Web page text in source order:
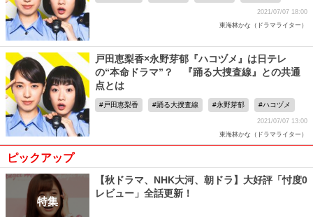
2021/07/07 18:00
東海林かな（ドラマライター）
戸田恵梨香×永野芽郁『ハコヅメ』は日テレ
の“本命ドラマ”？ 『踊る大捜査線』との共通
点とは
戸田恵梨香 踊る大捜査線 永野芽郁 ハコヅメ
2021/07/07 13:00
東海林かな（ドラマライター）
ピックアップ
特集
【秋ドラマ、NHK大河、朝ドラ】大好評「忖度0
レビュー」全話更新！